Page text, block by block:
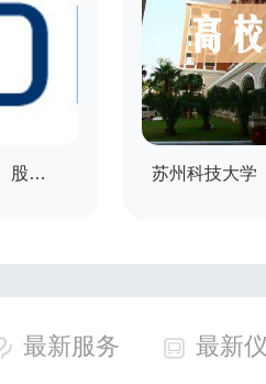
生工生物工程（上海）股份有限公司 苏州科技大学
最新服务 最新